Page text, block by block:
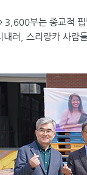
3,600부는 종교적
내려
스리랑카 사람